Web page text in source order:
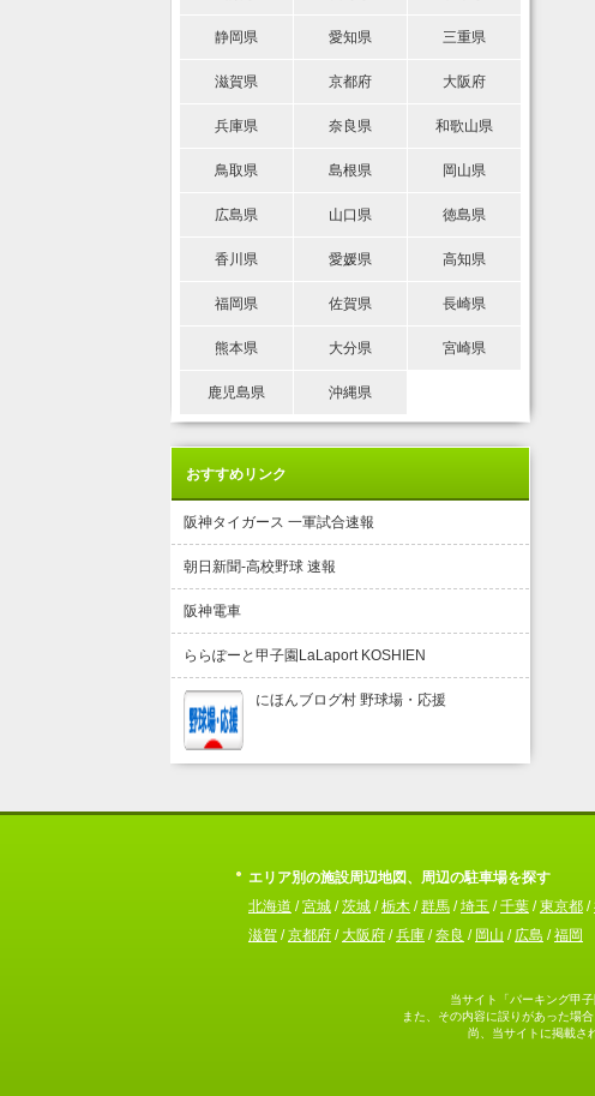
静岡県 愛知県 三重県
滋賀県 京都府 大阪府
兵庫県 奈良県 和歌山県
鳥取県 島根県 岡山県
広島県 山口県 徳島県
香川県 愛媛県 高知県
福岡県 佐賀県 長崎県
熊本県 大分県 宮崎県
鹿児島県 沖縄県
おすすめリンク
阪神タイガース 一軍試合速報
朝日新聞-高校野球 速報
阪神電車
ららぽーと甲子園LaLaport KOSHIEN
にほんブログ村 野球場・応援
エリア別の施設周辺地図、周辺の駐車場を探す
北海道 /宮城 /茨城 /栃木 /群馬 /埼玉 /千葉 /東京都 /
滋賀 /京都府 /大阪府 /兵庫 /奈良 / 岡山 / 広島 /福岡
当サイト「パーキング甲
また、その内容に誤りがあった場
尚、当サイトに掲載さ